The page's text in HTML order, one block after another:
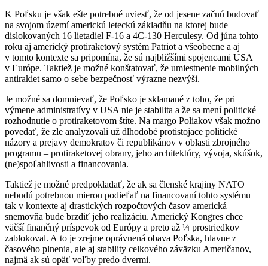
K Poľsku je však ešte potrebné uviesť, že od jesene začnú budovať
na svojom území americkú leteckú základňu na ktorej bude
dislokovaných 16 lietadiel F-16 a 4C-130 Herculesy. Od júna tohto
roku aj americký protiraketový systém Patriot a všeobecne a aj
v tomto kontexte sa pripomína, že sú najbližšími spojencami USA
v Európe. Taktiež je možné konštatovať, že umiestnenie mobilných
antirakiet samo o sebe bezpečnosť výrazne nezvýši.
Je možné sa domnievať, že Poľsko je sklamané z toho, že pri
výmene administratívy v USA nie je stabilita a že sa mení politické
rozhodnutie o protiraketovom štíte. Na margo Poliakov však možno
povedať, že zle analyzovali už dlhodobé protistojace politické
názory a prejavy demokratov či republikánov v oblasti zbrojného
programu – protiraketovej obrany, jeho architektúry, vývoja, skúšok,
(ne)spoľahlivosti a financovania.
Taktiež je možné predpokladať, že ak sa členské krajiny NATO
nebudú potrebnou mierou podieľať na financovaní tohto systému
tak v kontexte aj drastických rozpočtových časov americká
snemovňa bude brzdiť jeho realizáciu. Americký Kongres chce
väčší finančný príspevok od Európy a preto až ¼ prostriedkov
zablokoval. A to je zrejme oprávnená obava Poľska, hlavne z
časového plnenia, ale aj stability celkového záväzku Američanov,
najmä ak sú opäť voľby predo dvermi.